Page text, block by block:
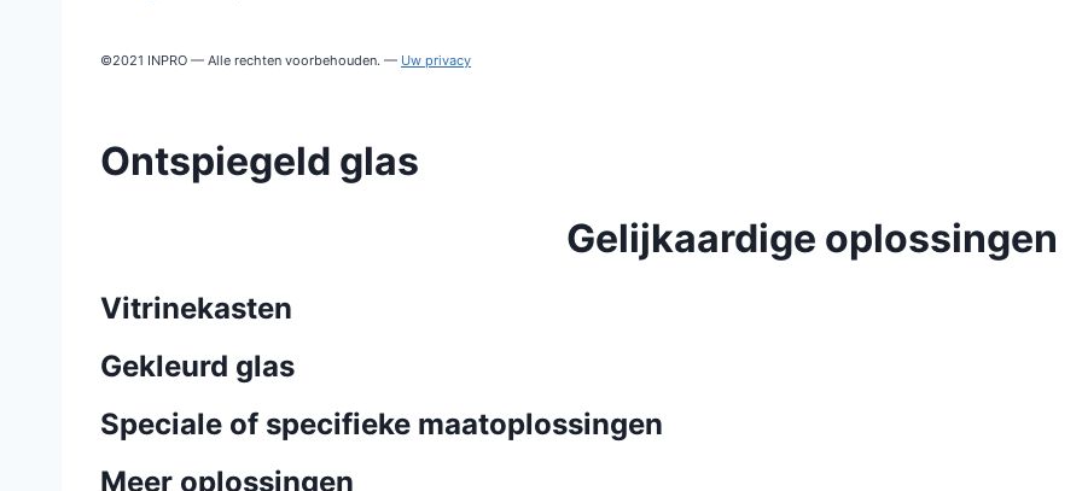
©2021 INPRO — Alle rechten voorbehouden. — Uw privacy
Ontspiegeld glas
Gelijkaardige oplossingen
Vitrinekasten
Gekleurd glas
Speciale of specifieke maatoplossingen
Meer oplossingen